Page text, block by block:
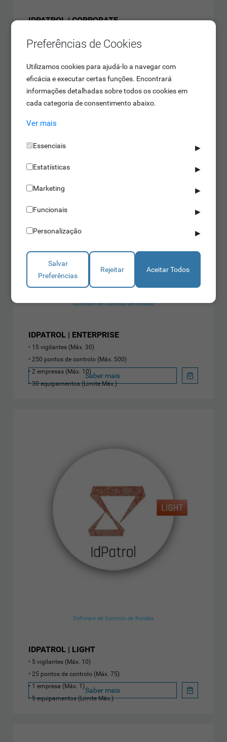
IDPATROL | CORPORATE
500 pontos de controlo (Sem limite)
Nº ilimitado de equipamentos
Software de Controlo de Rondas
IDPATROL | ENTERPRISE
15 vigilantes (Máx. 30)
250 pontos de controlo (Máx. 500)
2 empresas (Máx. 10)
30 equipamentos (Limite Máx.)
Saber mais
Software de Controlo de Rondas
IDPATROL | LIGHT
5 vigilantes (Máx. 10)
25 pontos de controlo (Máx. 75)
1 empresa (Máx. 1)
5 equipamentos (Limite Máx.)
Saber mais
Preferências de Cookies
Utilizamos cookies para ajudá-lo a navegar com
eficácia e executar certas funções. Encontrará
informações detalhadas sobre todos os cookies em
cada categoria de consentimento abaixo.
Ver mais
Essenciais ▶
Estatísticas ▶
Marketing ▶
Funcionais ▶
Personalização ▶
Salvar
Preferências
Rejeitar Aceitar Todos